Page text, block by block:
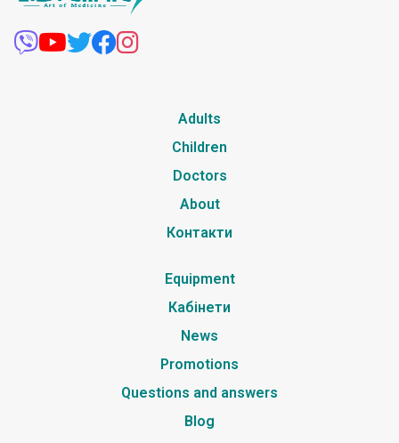
Adults
Children
Doctors
About
Контакти
Equipment
Кабінети
News
Promotions
Questions and answers
Blog